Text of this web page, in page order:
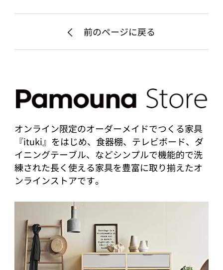
前のページに戻る
オンライン限定のオーダーメイドでつくる家具
『ituki』をはじめ、食器棚、テレビボード、ダ
イニングテーブル、などシンプルで機能的で洗
練された長く使える家具を豊富に取り揃えたオ
ンラインストアです。